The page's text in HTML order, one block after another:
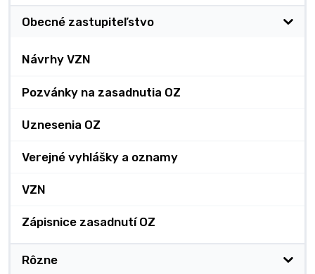
Obecné zastupiteľstvo
Návrhy VZN
Pozvánky na zasadnutia OZ
Uznesenia OZ
Verejné vyhlášky a oznamy
VZN
Zápisnice zasadnutí OZ
Rôzne